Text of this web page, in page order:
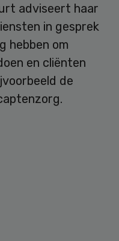
adviseert haar
in gesprek
hebben om
en cliënten
de